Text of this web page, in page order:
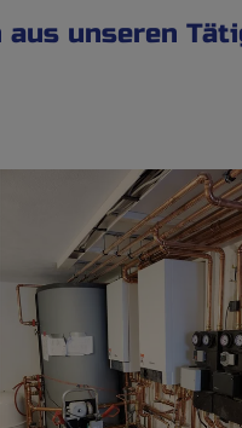
unseren